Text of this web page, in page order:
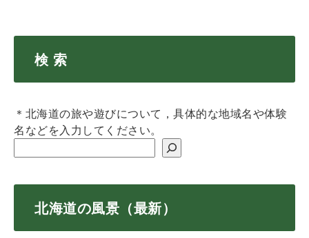
検 索
＊北海道の旅や遊びについて，具体的な地域名や体験
名などを入力してください。
北海道の風景（最新）